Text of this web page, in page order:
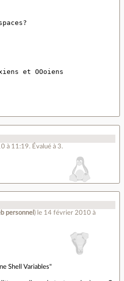
et OOoiens
à 11:19. Évalué à 3.
personnel ) le 14 février 2010 à
Shell Variables"